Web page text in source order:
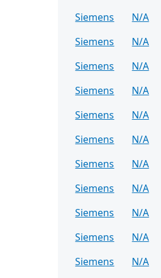
Siemens
N/A
Siemens
N/A
Siemens
N/A
Siemens
N/A
Siemens
N/A
Siemens
N/A
Siemens
N/A
Siemens
N/A
Siemens
N/A
Siemens
N/A
Siemens
N/A